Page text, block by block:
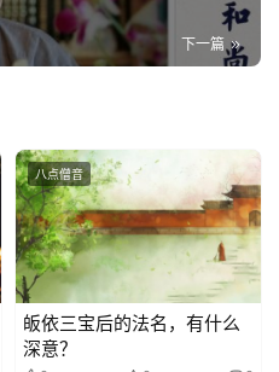
注册
下一篇
八点僧音
皈依三宝后的法名，有什么
深意？